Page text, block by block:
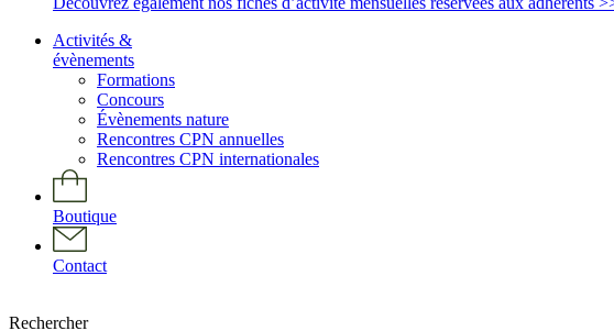
Activités &
évènements
Formations
Concours
Évènements nature
Rencontres CPN annuelles
Rencontres CPN internationales
Boutique
Contact
Rechercher